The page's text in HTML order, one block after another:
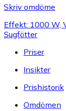
Skriv omdöme
Effekt: 1000 W,
Sugfötter
Priser
Insikter
Prishistorik
Omdömen